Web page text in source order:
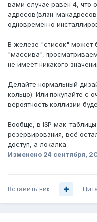
вами случае равен 4, что
адресов(влан-
одновременно
В железе "список" может
"массива",
не имеет никакого
Делайте нормальный
кольцо). Или покупайте с
вероятность коллизии
Вообще, в ISP мак-
резервирования, всё
доступ, а локалка.
Изменено 24 сентября,
Вставить ник